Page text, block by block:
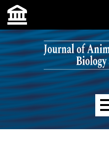
Skip to main navigation menu
Skip to main content
Skip to site footer
Main menu